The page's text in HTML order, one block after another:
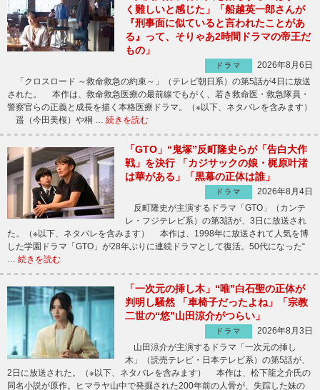
く難しいと感じた」「船越英一郎さんが
『刑事面に似ていると言われたことがあ
る』って、そりゃあ2時間ドラマの帝王だ
もの」
ドラマ
2026年8月6日
「クロスロード ～救命救急の約束～」（テレビ朝日系）の第5話が4日に放送
された。 本作は、救命救急医療の最前線でもがく、若き救命医・救急隊員・
警察官らの正義と成長を描く本格医療ドラマ。（※以下、ネタバレを含みます）
遥（今田美桜）や桐 … 続きを読む
「GTO」“鬼塚”反町隆史らが「告白大作
戦」を決行 「カジサックの娘・梶原叶渚
は華がある」「黒幕の正体は誰」
ドラマ
2026年8月4日
反町隆史が主演するドラマ「GTO」（カンテ
レ・フジテレビ系）の第3話が、3日に放送され
た。（※以下、ネタバレを含みます） 本作は、1998年に放送されて人気を博
した学園ドラマ「GTO」が28年ぶりに連続ドラマとして復活。50代になった“
… 続きを読む
「一次元の挿し木」“唯”白石聖の正体が
判明し騒然 「車椅子だったよね」「宗教
二世の“悠”山田涼介がつらい」
ドラマ
2026年8月3日
山田涼介が主演するドラマ「一次元の挿し
木」（読売テレビ・日本テレビ系）の第5話が、
2日に放送された。（※以下、ネタバレを含みます） 本作は、松下龍之介氏の
同名小説が原作。ヒマラヤ山中で発掘された200年前の人骨が、失踪した妹の